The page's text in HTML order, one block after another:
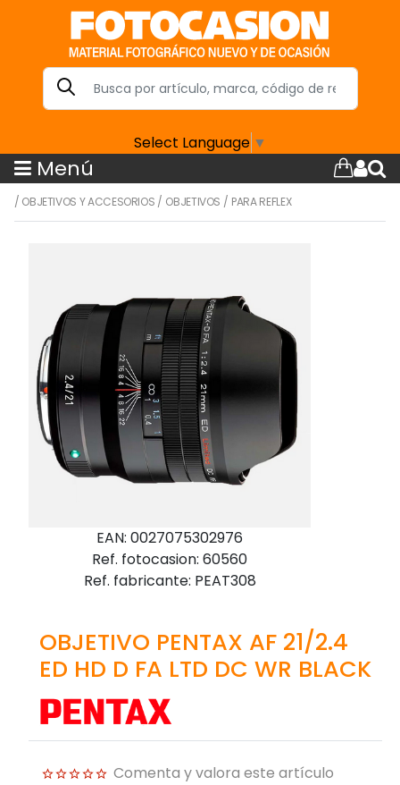
Select Language ▼
Menú
/ OBJETIVOS Y ACCESORIOS / OBJETIVOS / PARA REFLEX
EAN: 0027075302976
Ref. fotocasion: 60560
Ref. fabricante: PEAT308
OBJETIVO PENTAX AF 21/2.4
ED HD D FA LTD DC WR BLACK
Comenta y valora este artículo